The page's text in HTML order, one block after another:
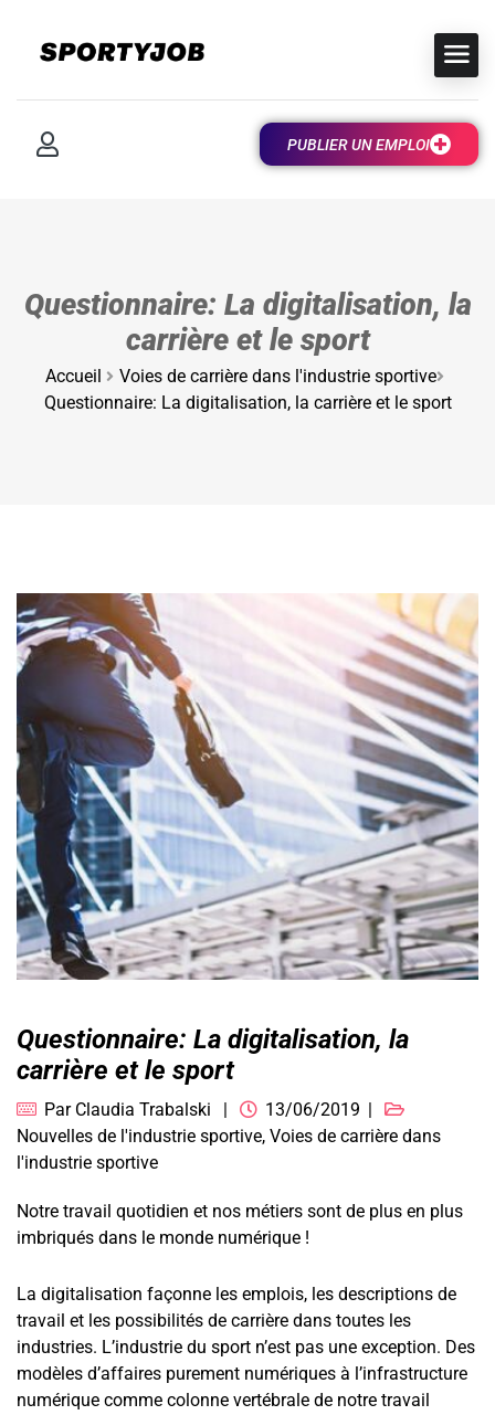
PUBLIER UN EMPLOI
Questionnaire: La digitalisation, la
carrière et le sport
Accueil
Voies de carrière dans l'industrie sportive
Questionnaire: La digitalisation, la carrière et le sport
Questionnaire: La digitalisation, la
carrière et le sport
Par Claudia Trabalski
13/06/2019
Nouvelles de l'industrie sportive, Voies de carrière dans
l'industrie sportive
Notre travail quotidien et nos métiers sont de plus en plus
imbriqués dans le monde numérique !
La digitalisation façonne les emplois, les descriptions de
travail et les possibilités de carrière dans toutes les
industries. L’industrie du sport n’est pas une exception. Des
modèles d’affaires purement numériques à l’infrastructure
numérique comme colonne vertébrale de notre travail